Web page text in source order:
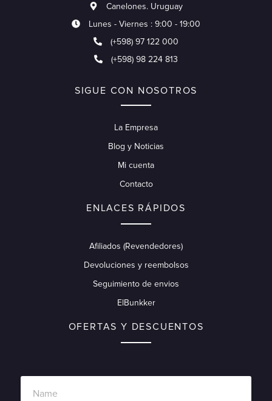
Canelones. Uruguay
Lunes - Viernes : 9:00 - 19:00
(+598) 97 122 000
(+598) 98 224 813
SIGUE CON NOSOTROS
La Empresa
Blog y Noticias
Mi cuenta
Contacto
ENLACES RÁPIDOS
Afiliados (Revendedores)
Devoluciones y reembolsos
Seguimiento de envios
ElBunkker
OFERTAS Y DESCUENTOS